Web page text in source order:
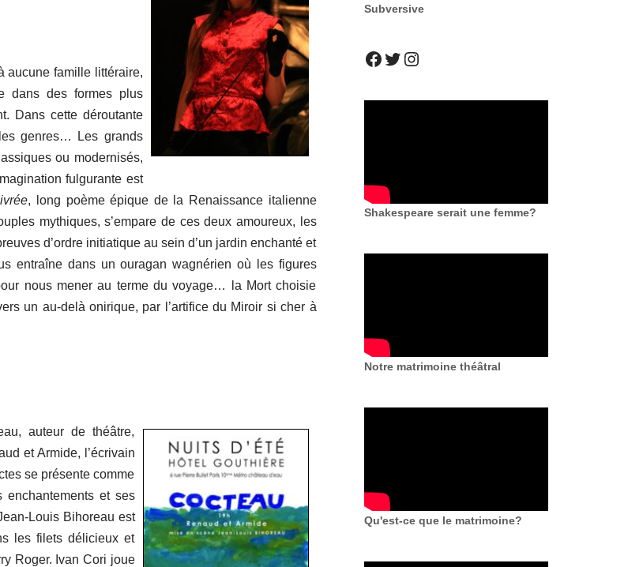
aucune famille littéraire,
dans des formes plus
Dans cette déroutante
genres… Les grands
ou modernisés,
fulgurante est
, long poème épique de la Renaissance italienne
mythiques, s’empare de ces deux amoureux, les
d’ordre initiatique au sein d’un jardin enchanté et
entraîne dans un ouragan wagnérien où les figures
nous mener au terme du voyage… la Mort choisie
un au-delà onirique, par l’artifice du Miroir si cher à
auteur de théâtre,
et Armide, l’écrivain
se présente comme
enchantements et ses
Louis Bihoreau est
les filets délicieux et
Roger. Ivan Cori joue
Subversive
Shakespeare serait une femme?
Notre matrimoine théâtral
Qu'est-ce que le matrimoine?